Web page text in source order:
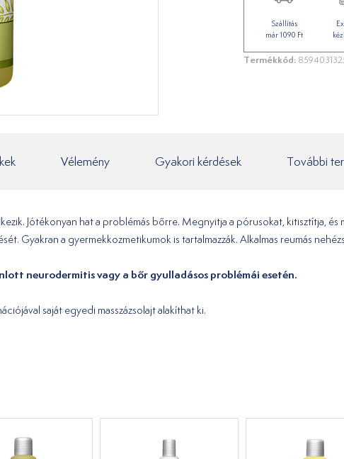
Szállítás
már 1090 Ft
Termékkód:
Vélemény Gyakori kérdések További
Jótékonyan hat a problémás bőrre. Megnyitja a pórusokat, kitisztítja,
Gyakran a gyermekkozmetikumok is tartalmazzák. Alkalmas reumás
neurodermitis vagy a bőr gyulladásos problémái esetén.
saját egyedi masszázsolajt alakíthat ki.